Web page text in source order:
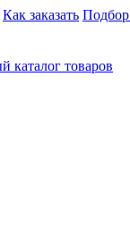
Как заказать Подбор
каталог товаров